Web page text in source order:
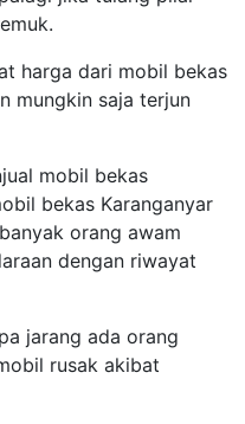
harga dari mobil bekas
mungkin saja terjun
mobil bekas
bekas Karanganyar
orang awam
dengan riwayat
jarang ada orang
rusak akibat